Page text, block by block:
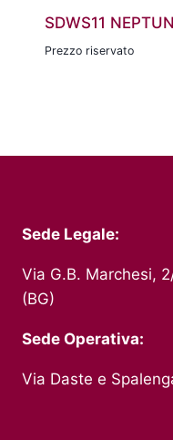
SDWS11
Prezzo riservato
Sede Legale:
Via G.B. Marchesi,
(BG)
Sede Operativa:
Via Daste e